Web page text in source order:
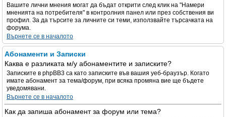
Вашите лични мнения могат да бъдат открити след клик на "Намери
мненията на потребителя" в контролния панел или през собствения ви
профил. За да търсите за личните си теми, използвайте търсачката на
форума.
Върнете се в началото
Абонаменти и Записки
Каква е разликата м/у абонаментите и записките?
Записките в phpBB3 са като записките във вашия уеб-браузър. Когато
имате абонамент за тема/форум, при всяка промяна вие ще бъдете
уведомявани.
Върнете се в началото
Как да запиша абонамент за форум или тема?